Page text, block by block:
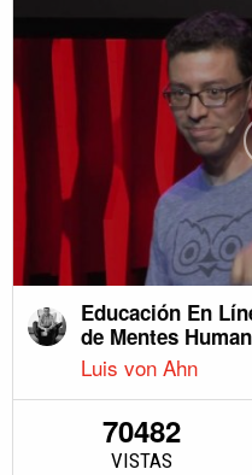
Educación En
de Mentes
Luis von Ahn
70482
VISTAS